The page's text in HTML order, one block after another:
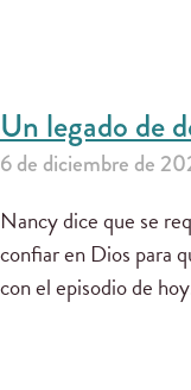
Un legado de
6 de diciembre de
Nancy dice que se
confiar en Dios para
con el episodio de